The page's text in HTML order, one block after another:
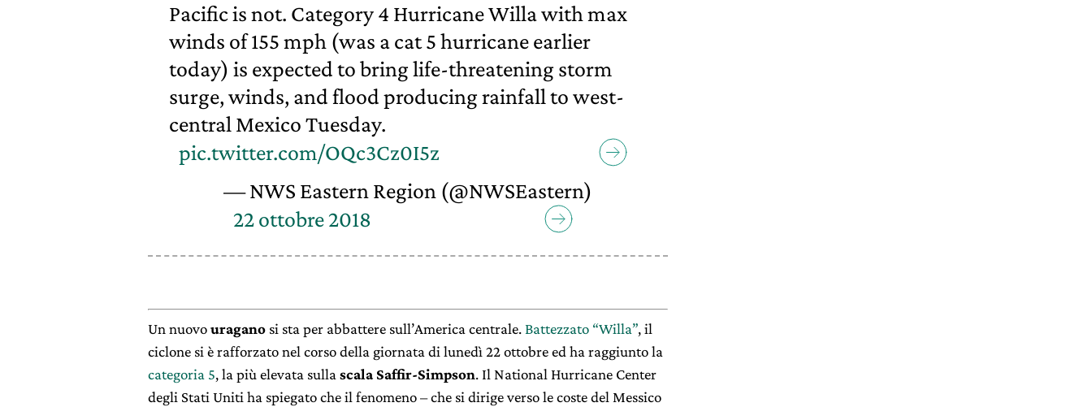
Pacific is not. Category 4 Hurricane Willa with max
winds of 155 mph (was a cat 5 hurricane earlier
today) is expected to bring life-threatening storm
surge, winds, and flood producing rainfall to west-
central Mexico Tuesday.
pic.twitter.com/OQc3Cz0I5z
— NWS Eastern Region (@NWSEastern)
22 ottobre 2018
Un nuovouragano si sta per abbattere sull’America centrale.Battezzato “Willa”, il
ciclone si è rafforzato nel corso della giornata di lunedì 22 ottobre ed ha raggiunto la
categoria 5, la più elevata sulla scala Saffir-Simpson. Il National Hurricane Center
degli Stati Uniti ha spiegato che il fenomeno – che si dirige verso le coste del Messico